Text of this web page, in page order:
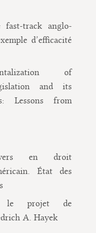
fast-track anglo-
d’efficacité
of
and its
Lessons from
en droit
État des
le projet de
A. Hayek